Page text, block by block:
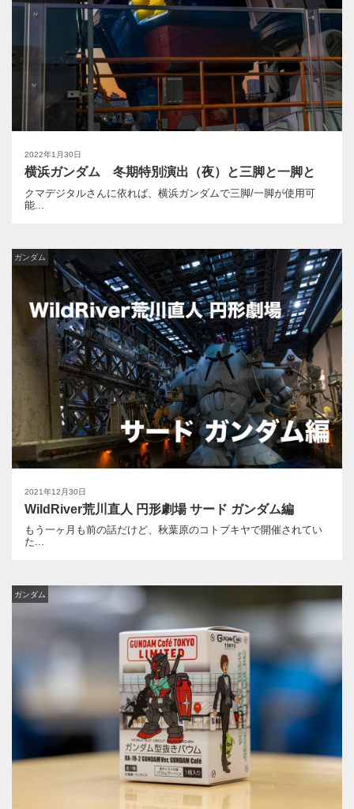
2022年1月30日
横浜ガンダム 冬期特別演出（夜）と三脚と一脚と
クマデジタルさんに依れば、横浜ガンダムで三脚/一脚が使用可
能...
2021年12月30日
ガンダム
WildRiver荒川直人 円形劇場 サード ガンダム編
もう一ヶ月も前の話だけど、秋葉原のコトブキヤで開催されてい
た...
ガンダム